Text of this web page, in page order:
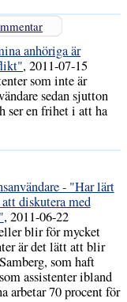
anhöriga är
, 2011-07-15
som inte är
sedan sjutton
ser en frihet i att ha
- "Har lärt
diskutera med
, 2011-06-22
blir för mycket
är det lätt att blir
som haft
assistenter ibland
arbetar 70 procent för